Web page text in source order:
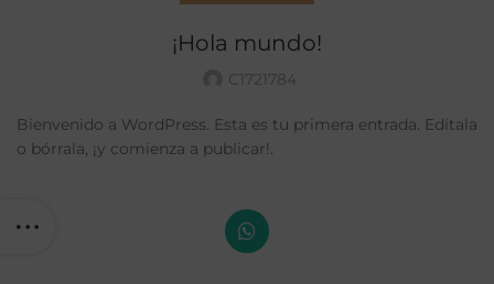
¡Hola mundo!
C1721784
Bienvenido a WordPress. Esta es tu primera entrada. Edítala
o bórrala, ¡y comienza a publicar!.